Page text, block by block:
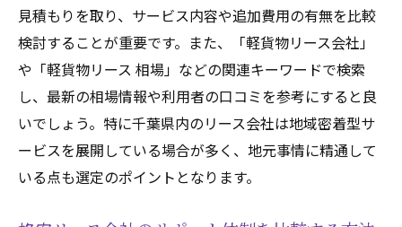
見積もりを取り、サービス内容や追加費用の有無を比較
検討することが重要です。また、「軽貨物リース会社」
や「軽貨物リース 相場」などの関連キーワードで検索
し、最新の相場情報や利用者の口コミを参考にすると良
いでしょう。特に千葉県内のリース会社は地域密着型サ
ービスを展開している場合が多く、地元事情に精通して
いる点も選定のポイントとなります。